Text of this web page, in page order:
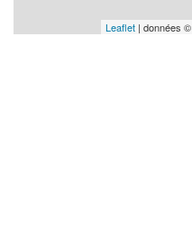
Leaflet | données ©